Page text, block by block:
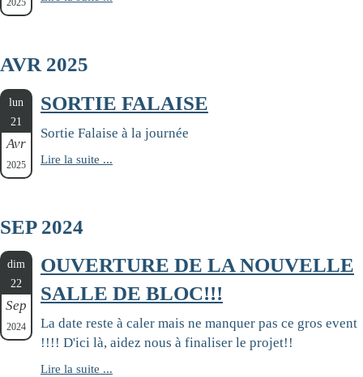
AVR 2025
lun
21
Avr
2025
SORTIE FALAISE
Sortie Falaise à la journée
Lire la suite ...
SEP 2024
dim
22
Sep
2024
OUVERTURE DE LA NOUVELLE
SALLE DE BLOC!!!
La date reste à caler mais ne manquer pas ce gros event
!!!! D'ici là, aidez nous à finaliser le projet!!
Lire la suite ...